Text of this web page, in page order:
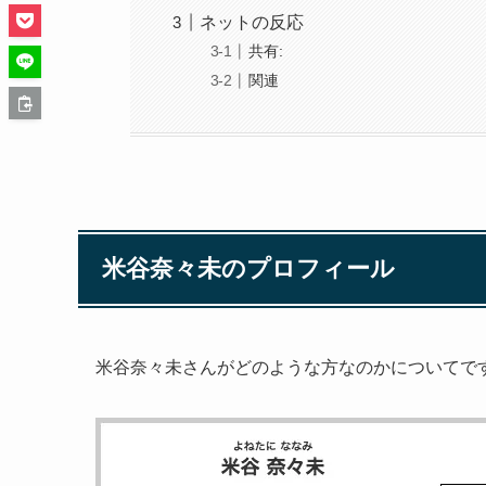
ネットの反応
共有:
関連
米谷奈々未のプロフィール
米谷奈々未さんがどのような方なのかについてで